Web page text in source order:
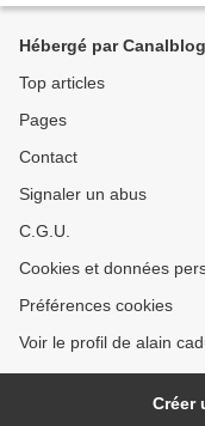
Hébergé par Canalblog
Top articles
Pages
Contact
Signaler un abus
C.G.U.
Cookies et données
Préférences cookies
Voir le profil de alain
Créer